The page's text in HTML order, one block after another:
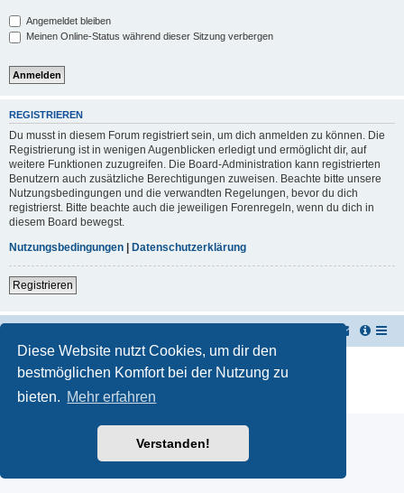
Diese Website nutzt Cookies, um dir den
bestmöglichen Komfort bei der Nutzung zu
bieten. Mehr erfahren
Verstanden!
Angemeldet bleiben
Meinen Online-Status während dieser Sitzung verbergen
REGISTRIEREN
Du musst in diesem Forum registriert sein, um dich anmelden zu können. Die
Registrierung ist in wenigen Augenblicken erledigt und ermöglicht dir, auf
weitere Funktionen zuzugreifen. Die Board-Administration kann registrierten
Benutzern auch zusätzliche Berechtigungen zuweisen. Beachte bitte unsere
Nutzungsbedingungen und die verwandten Regelungen, bevor du dich
registrierst. Bitte beachte auch die jeweiligen Forenregeln, wenn du dich in
diesem Board bewegst.
Nutzungsbedingungen
Datenschutzerklärung
Registrieren
Deutsche Übersetzung durchphpBB.de
Datenschutz